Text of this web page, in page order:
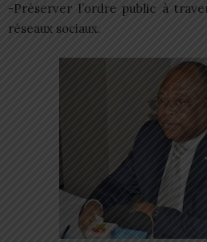
-Préserver l’ordre public à
réseaux sociaux.